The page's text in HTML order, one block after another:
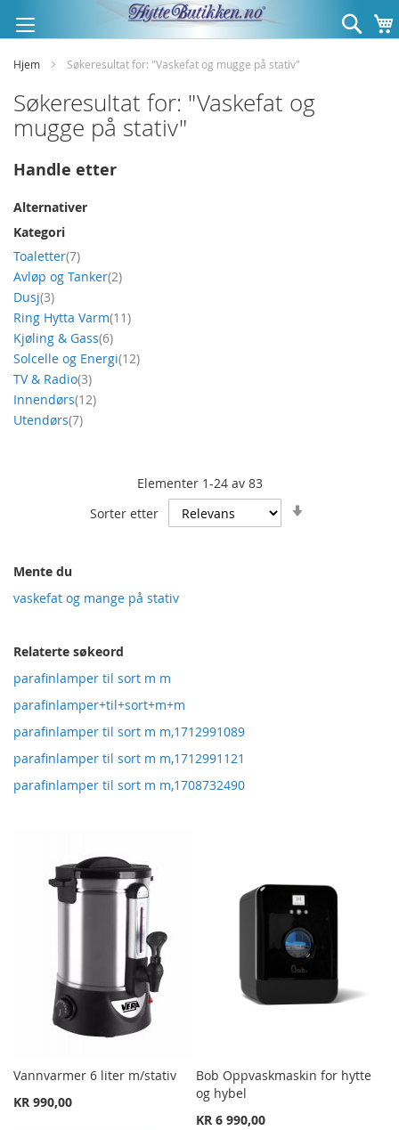
til
innhold
Søk
Hjem Søkeresultat for: "Vaskefat og mugge på stativ"
Søkeresultat for: "Vaskefat og
mugge på stativ"
Elementer 1-24av 83
Sorter etter
Mente du
vaskefat og mange på stativ
Relaterte søkeord
parafinlamper til sort m m
parafinlamper+til+sort+m+m
parafinlamper til sort m m,1712991089
parafinlamper til sort m m,1712991121
parafinlamper til sort m m,1708732490
Vannvarmer 6 liter m/stativ
KR 990,00
Bob Oppvaskmaskin for hytte
og hybel
KR 6 990,00
Handle etter
Alternativer
Kategori
Toaletter 7produkt
Avløp og Tanker 2produkt
Dusj 3produkt
Ring Hytta Varm 11produkt
Kjøling & Gass 6produkt
Solcelle og Energi 12produkt
TV & Radio 3produkt
Innendørs 12produkt
Utendørs 7produkt